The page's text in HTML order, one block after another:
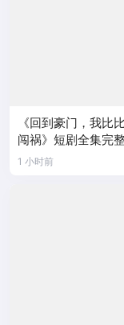
《回到豪门，我比
闯祸》短剧全集完
观看
1 小时前